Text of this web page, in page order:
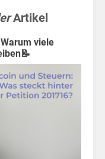
Artikel
viele